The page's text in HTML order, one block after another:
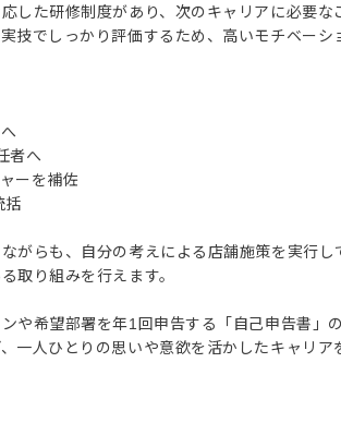
した研修制度があり、次のキャリアに必要な
技でしっかり評価するため、高いモチベーシ
者へ
ーを補佐
括
がらも、自分の考えによる店舗施策を実行し
取り組みを行えます。
や希望部署を年1回申告する「自己申告書」
一人ひとりの思いや意欲を活かしたキャリア